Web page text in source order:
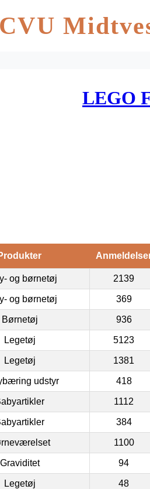
CVU
LEGO
og børnetøj 2139
og børnetøj 369
Børnetøj 936
Legetøj 5123
Legetøj 1381
udstyr 418
1112
384
1100
Graviditet 94
Legetøj 48